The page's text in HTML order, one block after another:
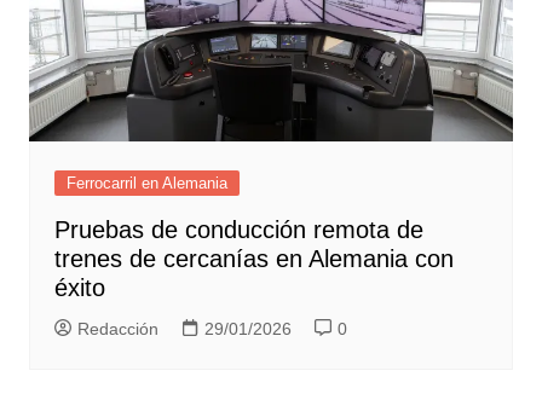
Ferrocarril en Alemania
Pruebas de conducción remota de
trenes de cercanías en Alemania con
éxito
Redacción 29/01/2026 0